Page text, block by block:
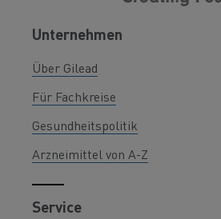
Unternehmen
Über Gilead
Für Fachkreise
Gesundheitspolitik
Arzneimittel von A-Z
Service